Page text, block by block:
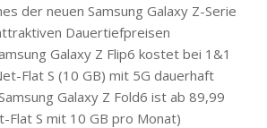
der neuen Samsung Galaxy Z-Serie
Dauertiefpreisen
Galaxy Z Flip6 kostet bei 1&1
Flat S (10 GB) mit 5G dauerhaft
Galaxy Z Fold6 ist ab 89,99
Flat S mit 10 GB pro Monat)